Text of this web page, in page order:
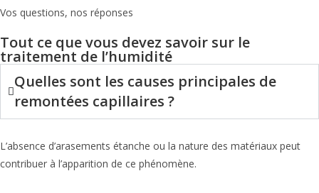
Vos questions, nos réponses
Tout ce que vous devez savoir sur le
traitement de l’humidité
Quelles sont les causes principales de
remontées capillaires ?
L’absence d’arasements étanche ou la nature des matériaux peut
contribuer à l’apparition de ce phénomène.